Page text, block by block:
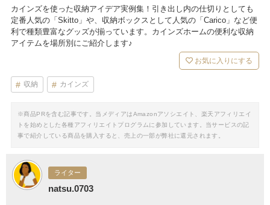
カインズを使った収納アイデア実例集！引き出し内の仕切りとしても
定番人気の「Skitto」や、収納ボックスとして人気の「Carico」など便
利で種類豊富なグッズが揃っています。カインズホームの便利な収納
アイテムを場所別にご紹介します♪
お気に入りにする
収納 カインズ
※商品PRを含む記事です。当メディアはAmazonアソシエイト、楽天アフィリエイ
トを始めとした各種アフィリエイトプログラムに参加しています。当サービスの記
事で紹介している商品を購入すると、売上の一部が弊社に還元されます。
ライター
natsu.0703